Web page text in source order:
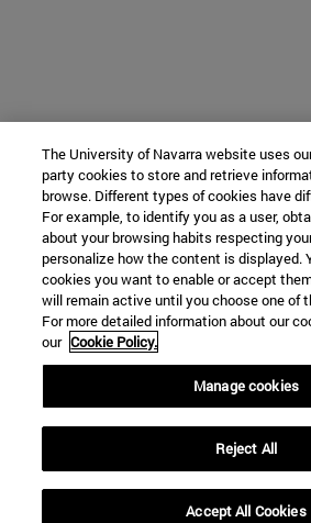
The University of Navarra website uses
party cookies to store and retrieve
browse. Different types of cookies have
For example, to identify you as a user,
about your browsing habits respecting
personalize how the content is displayed.
cookies you want to enable or accept
will remain active until you choose one of
For more detailed information about our
our Cookie Policy.
Manage cookies
Reject All
Accept All Cookies